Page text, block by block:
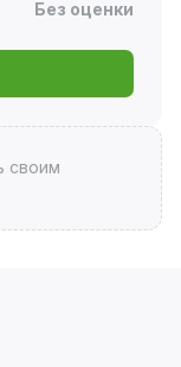
Без оценки
своим